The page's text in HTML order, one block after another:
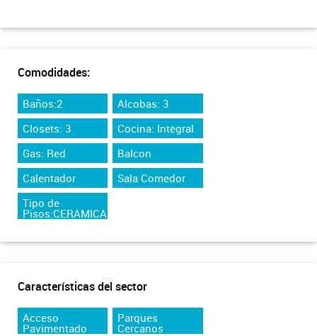
Comodidades:
Baños:2
Alcobas: 3
Closets: 3
Cocina: Integral
Gas: Red
Balcon
Calentador
Sala Comedor
Tipo de
Pisos:CERAMICA
Características del sector
Acceso
Pavimentado
Parques
Cercanos